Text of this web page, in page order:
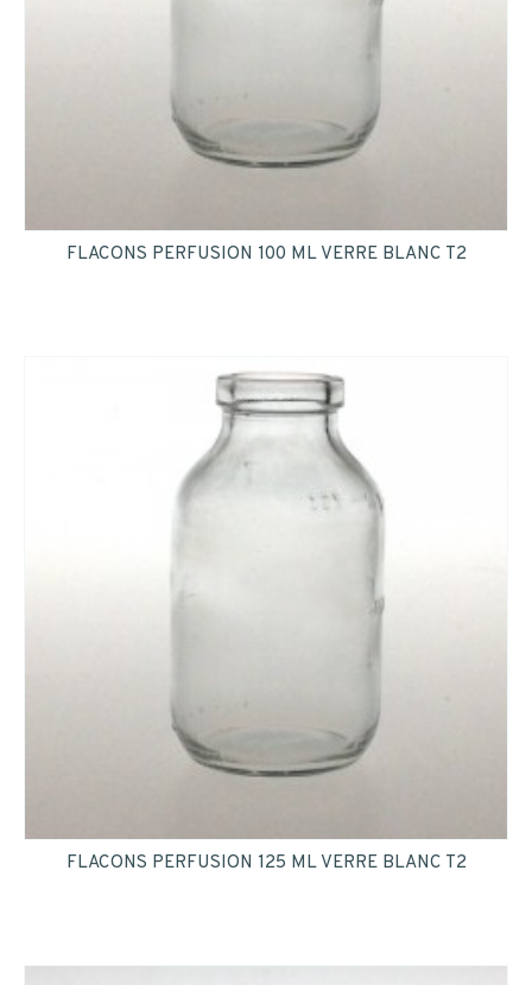
FLACONS PERFUSION 100 ML VERRE BLANC T2
FLACONS PERFUSION 125 ML VERRE BLANC T2